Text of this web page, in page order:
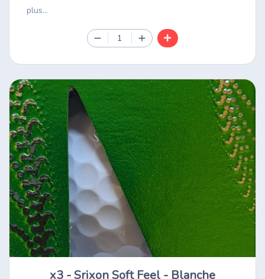
plus...
1
x3 - Srixon Soft Feel - Blanche